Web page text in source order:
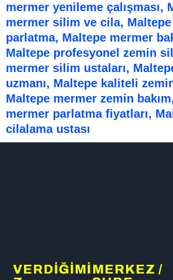
mermer yenileme çalışması,
mermer silim ve cila,
parlatma, Maltepe mermer
Maltepe profesyonel zemin
mermer silim ustaları,
uzmanı, Maltepe kaliteli
Maltepe mermer zemin
mermer parlatma fiyatları,
cilalama ustası
VERDİĞİMİ MERKEZ /